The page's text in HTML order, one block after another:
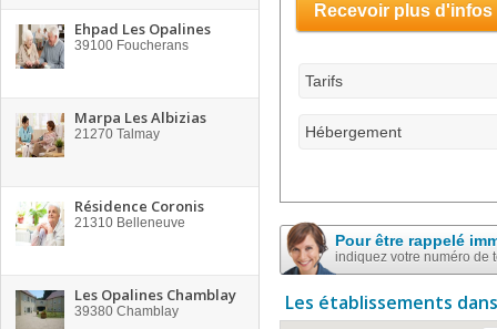
Ehpad Les Opalines
39100 Foucherans
Marpa Les Albizias
21270 Talmay
Résidence Coronis
21310 Belleneuve
Les Opalines Chamblay
39380 Chamblay
Recevoir plus d'infos
Tarifs
Hébergement
Pour être rappelé
indiquez votre numéro de
Les établissements